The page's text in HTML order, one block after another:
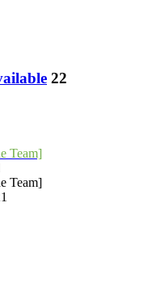
22
Team]
Team]